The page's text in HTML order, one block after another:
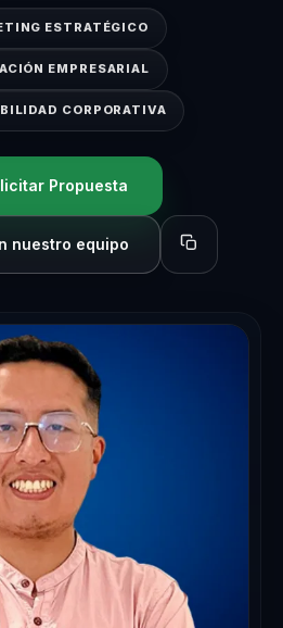
ESTRATÉGICO
EMPRESARIAL
CORPORATIVA
Propuesta
nuestro equipo Copiar perfil